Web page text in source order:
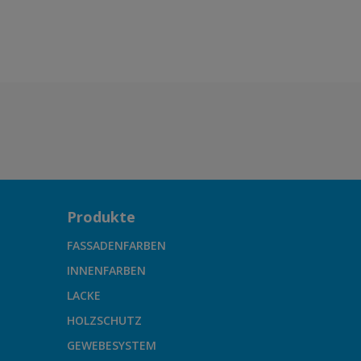
Produkte
FASSADENFARBEN
INNENFARBEN
LACKE
HOLZSCHUTZ
GEWEBESYSTEM